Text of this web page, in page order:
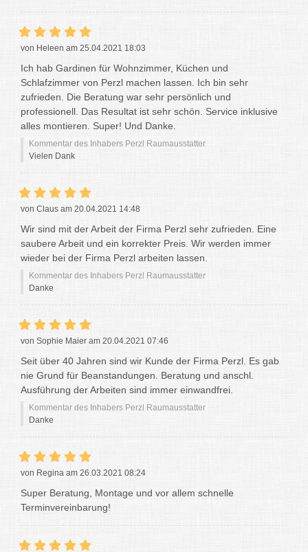
von Heleen am 25.04.2021 18:03
Ich hab Gardinen für Wohnzimmer, Küchen und
Schlafzimmer von Perzl machen lassen. Ich bin sehr
zufrieden. Die Beratung war sehr persönlich und
professionell. Das Resultat ist sehr schön. Service inklusive
alles montieren. Super! Und Danke.
Kommentar des Inhabers Perzl Raumausstatter
Vielen Dank
von Claus am 20.04.2021 14:48
Wir sind mit der Arbeit der Firma Perzl sehr zufrieden. Eine
saubere Arbeit und ein korrekter Preis. Wir werden immer
wieder bei der Firma Perzl arbeiten lassen.
Kommentar des Inhabers Perzl Raumausstatter
Danke
von Sophie Maier am 20.04.2021 07:46
Seit über 40 Jahren sind wir Kunde der Firma Perzl. Es gab
nie Grund für Beanstandungen. Beratung und anschl.
Ausführung der Arbeiten sind immer einwandfrei.
Kommentar des Inhabers Perzl Raumausstatter
Danke
von Regina am 26.03.2021 08:24
Super Beratung, Montage und vor allem schnelle
Terminvereinbarung!